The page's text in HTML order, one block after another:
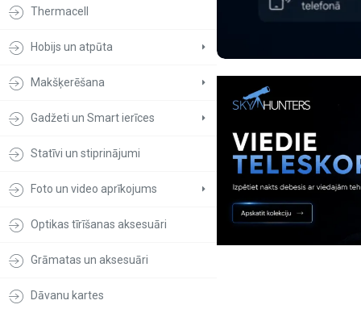
Thermacell
Hobijs un atpūta
Makšķerēšana
Gadžeti un Smart ierīces
Statīvi un stiprinājumi
Foto un video aprīkojums
Optikas tīrīšanas aksesuāri
Grāmatas un aksesuāri
Dāvanu kartes